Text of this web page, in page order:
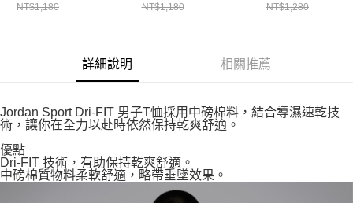
HQ9092891
NT$1,180 NT$1,180 NT$1,280
詳細說明 相關推薦
Jordan Sport Dri-FIT 男子T恤採用中磅棉料，結合導濕速乾技
術，讓你在全力以赴時依然保持乾爽舒適。
優點
Dri-FIT 技術，有助保持乾爽舒適。
中磅棉質物料柔軟舒適，略帶垂墜效果。